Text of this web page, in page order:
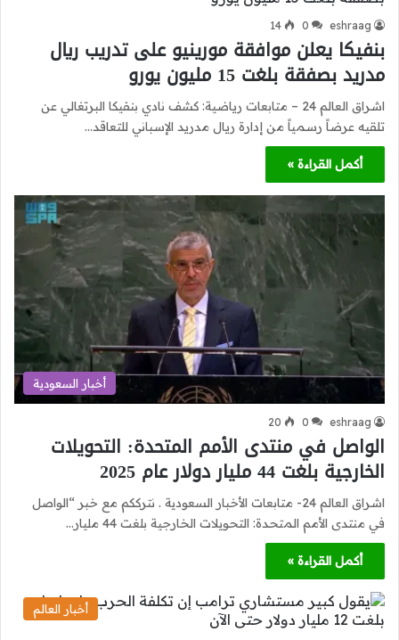
eshraag
0
14
بنفيكا يعلن موافقة مورينيو على تدريب ريال
مدريد بصفقة بلغت 15 مليون يورو
اشراق العالم 24 – متابعات رياضية: كشف نادي بنفيكا البرتغالي عن
تلقيه عرضاً رسمياً من إدارة ريال مدريد الإسباني للتعاقد…
أكمل القراءة »
أخبار السعودية
eshraag
0
20
الواصل في منتدى الأمم المتحدة: التحويلات
الخارجية بلغت 44 مليار دولار عام 2025
اشراق العالم 24- متابعات الأخبار السعودية . نترككم مع خبر “الواصل
في منتدى الأمم المتحدة: التحويلات الخارجية بلغت 44 مليار…
أكمل القراءة »
أخبار العالم